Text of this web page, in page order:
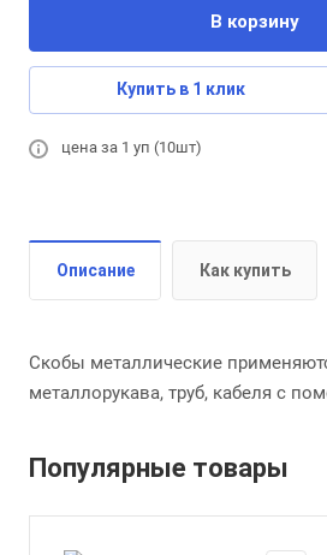
В корзину
Купить в 1 клик
цена за 1 уп (10шт)
Описание Как купить
Скобы металлические
металлорукава, труб, кабеля с
Популярные товары